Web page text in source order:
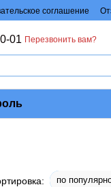
соглашение
01 Перезвонить вам?
по